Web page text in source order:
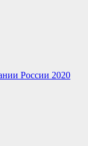
России 2020